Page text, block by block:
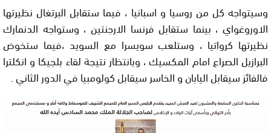
وسيتواجه كل من روسيا و اسبانيا ، فيما ستقابل البرتغال نظيرتها
الاوروغواي ، بينما ستقابل فرنسا الارجنتين ، وستواجه الدنمارك
نظيرتها كرواتيا ، وستلعب سويسرا مع السويد ،فيما ستخوض
البرازيل الصراع امام المكسيك ، وبانتظار نتيجة لقاء بلجيكا و انكلترا
فالفائز سيقابل اليابان و الخاسر سيقابل كولومبيا في الدور الثاني .